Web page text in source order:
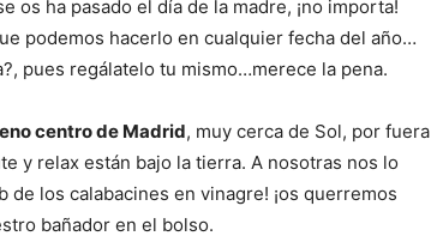
os ha pasado el día de la madre, ¡no importa!
podemos hacerlo en cualquier fecha del año…
pues regálatelo tu mismo…merece la pena.
centro de Madrid, muy cerca de Sol, por fuera
y relax están bajo la tierra. A nosotras nos lo
de los calabacines en vinagre! ¡os querremos
bañador en el bolso.